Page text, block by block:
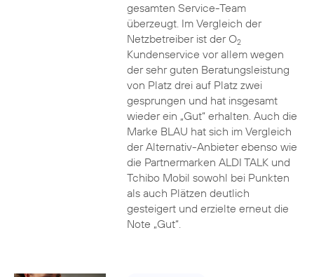
gesamten Service-Team
überzeugt. Im Vergleich der
Netzbetreiber ist der O2
Kundenservice vor allem wegen
der sehr guten Beratungsleistung
von Platz drei auf Platz zwei
gesprungen und hat insgesamt
wieder ein „Gut“ erhalten. Auch die
Marke BLAU hat sich im Vergleich
der Alternativ-Anbieter ebenso wie
die Partnermarken ALDI TALK und
Tchibo Mobil sowohl bei Punkten
als auch Plätzen deutlich
gesteigert und erzielte erneut die
Note „Gut“.